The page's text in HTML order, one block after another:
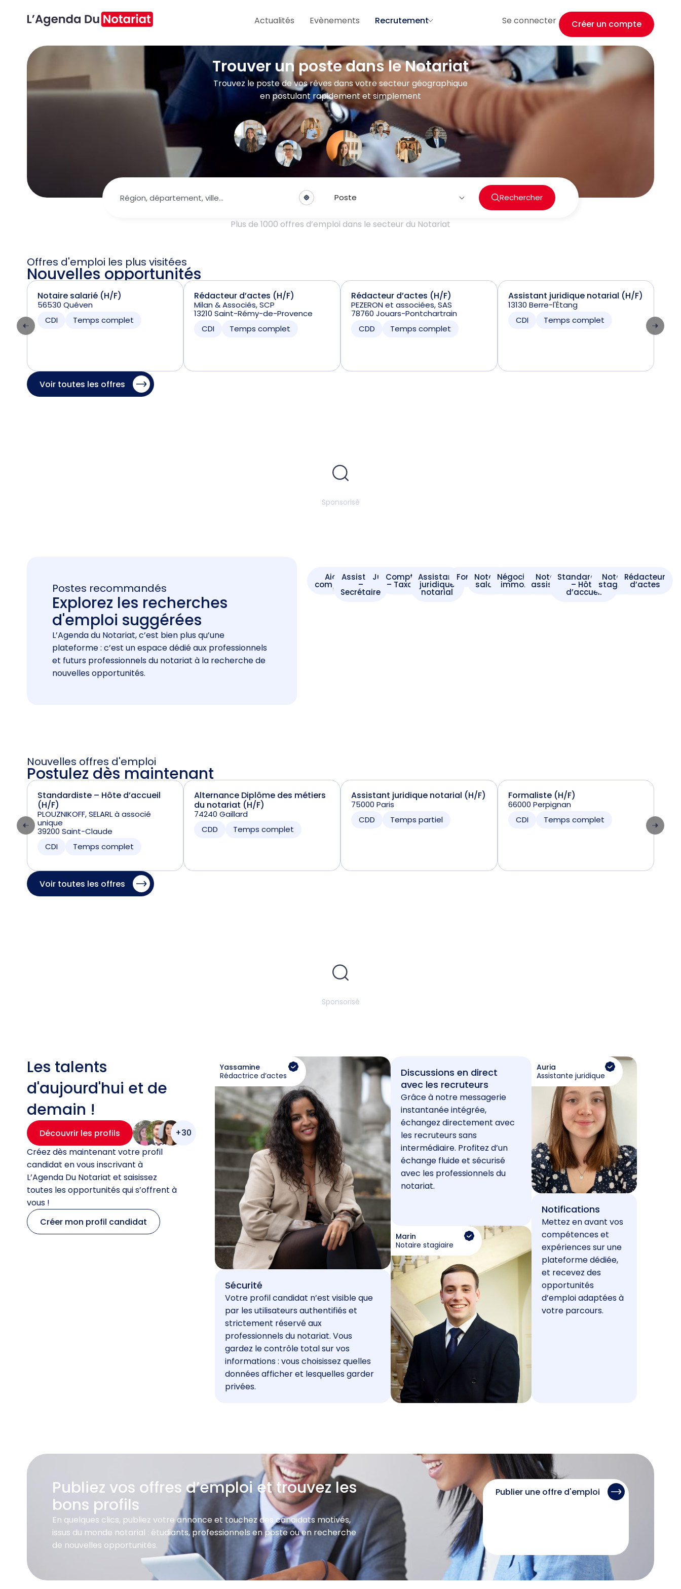
Actualités Evènements Recrutement Se connecter Créer un compte
Trouver un poste dans le Notariat
Trouvez le poste de vos rêves dans votre secteur géographique
en postulant rapidement et simplement
Poste Rechercher
Plus de 1000 offres d’emploi dans le secteur du Notariat
Offres d'emploi les plus visitées
Nouvelles opportunités
Notaire salarié (H/F)
56530 Quéven
CDI
Temps complet
Rédacteur d’actes (H/F)
Milan & Associés, SCP
13210 Saint-Rémy-de-Provence
CDI
Temps complet
Rédacteur d’actes (H/F)
PEZERON et associées, SAS
78760 Jouars-Pontchartrain
CDD
Temps complet
Assistant juridique notarial (H/F)
13130 Berre-l'Étang
CDI
Temps complet
Voir toutes les offres
Sponsorisé
Postes recommandés
Explorez les recherches
d'emploi suggérées
L’Agenda du Notariat, c’est bien plus qu’une
plateforme : c’est un espace dédié aux professionnels
et futurs professionnels du notariat à la recherche de
nouvelles opportunités.
Aide -
comptable
Assistant
–
Secrétaire
JuristeComptable
– Taxateur
Assistant
juridique
notarial
Formaliste
Notaire
salarié
Négociateur
immobilier
Notaire
assistant
Standardiste
– Hôte
d’accueil
Notaire
stagiaire
Rédacteur
d’actes
Nouvelles offres d'emploi
Postulez dès maintenant
Standardiste – Hôte d’accueil
(H/F)
PLOUZNIKOFF, SELARL à associé
unique
39200 Saint-Claude
CDI
Temps complet
Alternance Diplôme des métiers
du notariat (H/F)
74240 Gaillard
CDD
Temps complet
Assistant juridique notarial (H/F)
75000 Paris
CDD
Temps partiel
Formaliste (H/F)
66000 Perpignan
CDI
Temps complet
Voir toutes les offres
Sponsorisé
Les talents
d'aujourd'hui et de
demain !
Découvrir les profils
+30
Créez dès maintenant votre profil
candidat en vous inscrivant à
L’Agenda Du Notariat et saisissez
toutes les opportunités qui s’offrent à
vous !
Créer mon profil candidat
Yassamine
Rédactrice d’actes
Sécurité
Votre profil candidat n’est visible que
par les utilisateurs authentifiés et
strictement réservé aux
professionnels du notariat. Vous
gardez le contrôle total sur vos
informations : vous choisissez quelles
données afficher et lesquelles garder
privées.
Discussions en direct
avec les recruteurs
Grâce à notre messagerie
instantanée intégrée,
échangez directement avec
les recruteurs sans
intermédiaire. Profitez d’un
échange fluide et sécurisé
avec les professionnels du
notariat.
Marin
Notaire stagiaire
Auria
Assistante juridique
Notifications
Mettez en avant vos
compétences et
expériences sur une
plateforme dédiée,
et recevez des
opportunités
d’emploi adaptées à
votre parcours.
Publiez vos offres d’emploi et trouvez les
bons profils
En quelques clics, publiez votre annonce et touchez des candidats motivés,
issus du monde notarial : étudiants, professionnels en poste ou en recherche
de nouvelles opportunités.
Publier une offre d'emploi